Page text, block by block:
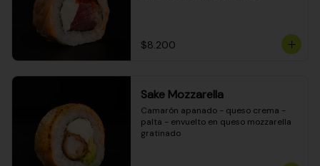
$8.200
Sake Mozzarella
Camarón apanado - queso crema -
palta - envuelto en queso mozzarella
gratinado